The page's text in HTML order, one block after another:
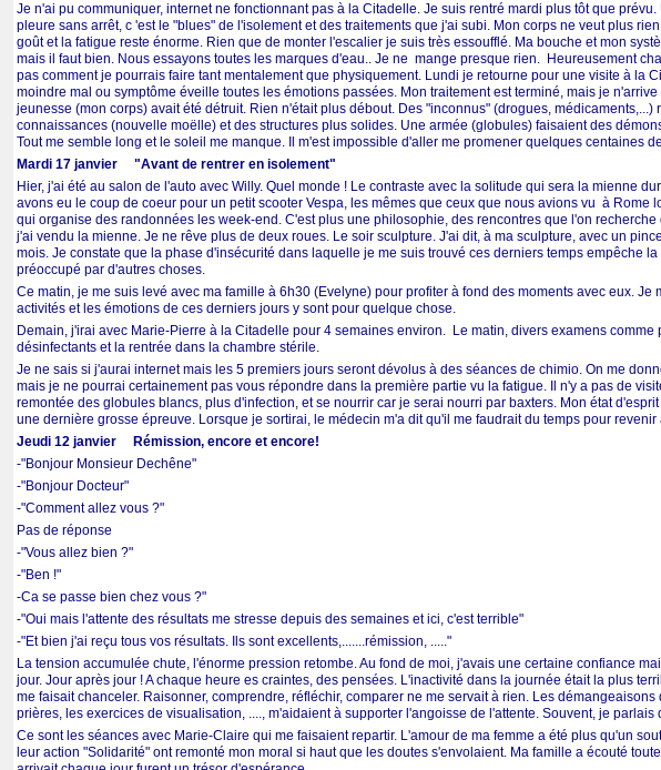
Je n'ai pu communiquer, internet ne fonctionnant pas à la Citadelle. Je suis rentré mardi plus tôt que
pleure sans arrêt, c 'est le "blues" de l'isolement et des traitements que j'ai subi. Mon corps ne veut plus
goût et la fatigue reste énorme. Rien que de monter l'escalier je suis très essoufflé. Ma bouche et mon
mais il faut bien. Nous essayons toutes les marques d'eau.. Je ne mange presque rien. Heureusement
pas comment je pourrais faire tant mentalement que physiquement. Lundi je retourne pour une visite à la
moindre mal ou symptôme éveille toutes les émotions passées. Mon traitement est terminé, mais je
jeunesse (mon corps) avait été détruit. Rien n'était plus débout. Des "inconnus" (drogues,
connaissances (nouvelle moëlle) et des structures plus solides. Une armée (globules) faisaient des
Tout me semble long et le soleil me manque. Il m'est impossible d'aller me promener quelques centaines
Mardi 17 janvier "Avant de rentrer en isolement"
Hier, j'ai été au salon de l'auto avec Willy. Quel monde ! Le contraste avec la solitude qui sera la mienne
avons eu le coup de coeur pour un petit scooter Vespa, les mêmes que ceux que nous avions vu à
qui organise des randonnées les week-end. C'est plus une philosophie, des rencontres que l'on
j'ai vendu la mienne. Je ne rêve plus de deux roues. Le soir sculpture. J'ai dit, à ma sculpture, avec un
mois. Je constate que la phase d'insécurité dans laquelle je me suis trouvé ces derniers temps empêche
préoccupé par d'autres choses.
Ce matin, je me suis levé avec ma famille à 6h30 (Evelyne) pour profiter à fond des moments avec eux.
activités et les émotions de ces derniers jours y sont pour quelque chose.
Demain, j'irai avec Marie-Pierre à la Citadelle pour 4 semaines environ. Le matin, divers examens
désinfectants et la rentrée dans la chambre stérile.
Je ne sais si j'aurai internet mais les 5 premiers jours seront dévolus à des séances de chimio. On me
mais je ne pourrai certainement pas vous répondre dans la première partie vu la fatigue. Il n'y a pas de
remontée des globules blancs, plus d'infection, et se nourrir car je serai nourri par baxters. Mon état
une dernière grosse épreuve. Lorsque je sortirai, le médecin m'a dit qu'il me faudrait du temps pour
Jeudi 12 janvier Rémission, encore et encore!
-"Bonjour Monsieur Dechêne"
-"Bonjour Docteur"
-"Comment allez vous ?"
Pas de réponse
-"Vous allez bien ?"
-"Ben !"
-Ca se passe bien chez vous ?"
-"Oui mais l'attente des résultats me stresse depuis des semaines et ici, c'est terrible"
-"Et bien j'ai reçu tous vos résultats. Ils sont excellents,.......rémission, ....."
La tension accumulée chute, l'énorme pression retombe. Au fond de moi, j'avais une certaine confiance
jour. Jour après jour ! A chaque heure es craintes, des pensées. L'inactivité dans la journée était la plus
me faisait chanceler. Raisonner, comprendre, réfléchir, comparer ne me servait à rien. Les
prières, les exercices de visualisation, ...., m'aidaient à supporter l'angoisse de l'attente. Souvent, je
Ce sont les séances avec Marie-Claire qui me faisaient repartir. L'amour de ma femme a été plus qu'un
leur action "Solidarité" ont remonté mon moral si haut que les doutes s'envolaient. Ma famille a écouté